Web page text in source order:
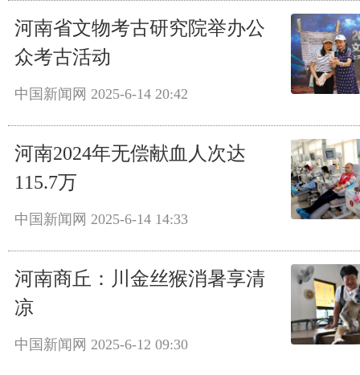
河南省文物考古研究院举办公
众考古活动
中国新闻网 2025-6-14 20:42
河南2024年无偿献血人次达
115.7万
中国新闻网 2025-6-14 14:33
河南商丘：川金丝猴消暑享清
凉
中国新闻网 2025-6-12 09:30